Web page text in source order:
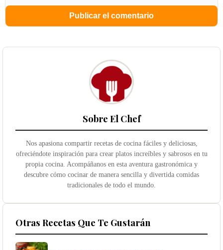
Sobre El Chef
Nos apasiona compartir recetas de cocina fáciles y deliciosas,
ofreciéndote inspiración para crear platos increíbles y sabrosos en tu
propia cocina. Acompáñanos en esta aventura gastronómica y
descubre cómo cocinar de manera sencilla y divertida comidas
tradicionales de todo el mundo.
Otras Recetas Que Te Gustarán